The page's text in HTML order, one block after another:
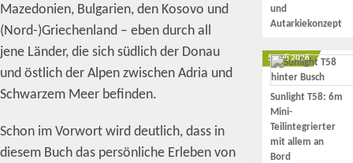
Mazedonien, Bulgarien, den Kosovo und
(Nord-)Griechenland – eben durch all
jene Länder, die sich südlich der Donau
und östlich der Alpen zwischen Adria und
Schwarzem Meer befinden.
Schon im Vorwort wird deutlich, dass in
diesem Buch das persönliche Erleben von
und
Autarkiekonzept
5. Juli 2026
Sunlight T58: 6m
Mini-
Teilintegrierter
mit allem an
Bord